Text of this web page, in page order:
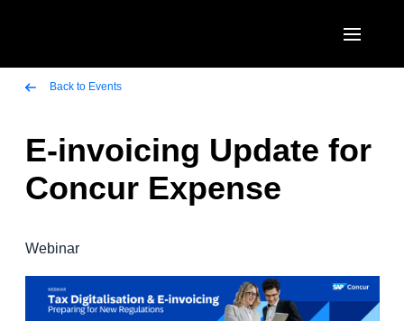
Canada (English)
Canada (Français)
Brasil (Português)
EUROPE
United Kingdom (English)
Italia (Italiano)
ASIA PACIFIC
日本（日本語)
Back to Events
E-invoicing Update for
Concur Expense
Webinar